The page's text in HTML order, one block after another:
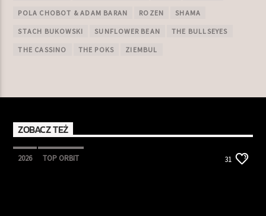
POLA CHOBOT & ADAM BARAN ROZEN SHAMA
STACH BUKOWSKI SUNFLOWER BEAN THE BULLSEYES
THE CASSINO THE POKS ZIEMBUL
ZOBACZ TEŻ
2026 TOP ORBIT 31